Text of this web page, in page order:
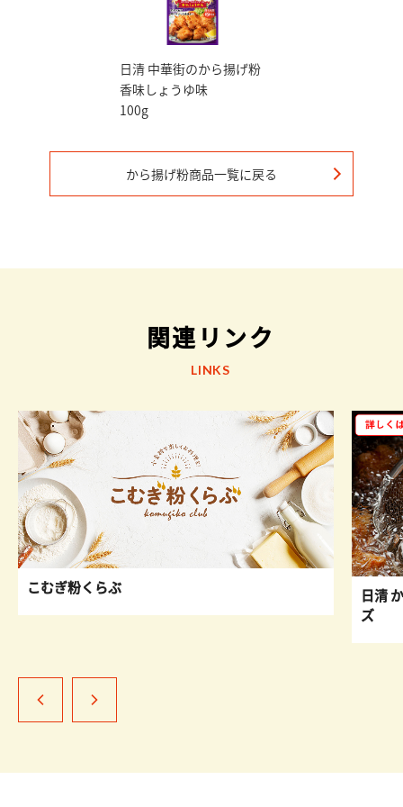
日清 中華街のから揚げ粉
香味しょうゆ味
100g
から揚げ粉商品一覧に戻る
関連リンク
LINKS
こむぎ粉くらぶ
日清
ズ